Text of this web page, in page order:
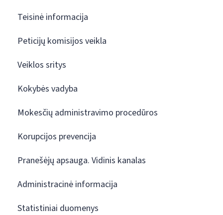
Teisinė informacija
Peticijų komisijos veikla
Veiklos sritys
Kokybės vadyba
Mokesčių administravimo procedūros
Korupcijos prevencija
Pranešėjų apsauga. Vidinis kanalas
Administracinė informacija
Statistiniai duomenys